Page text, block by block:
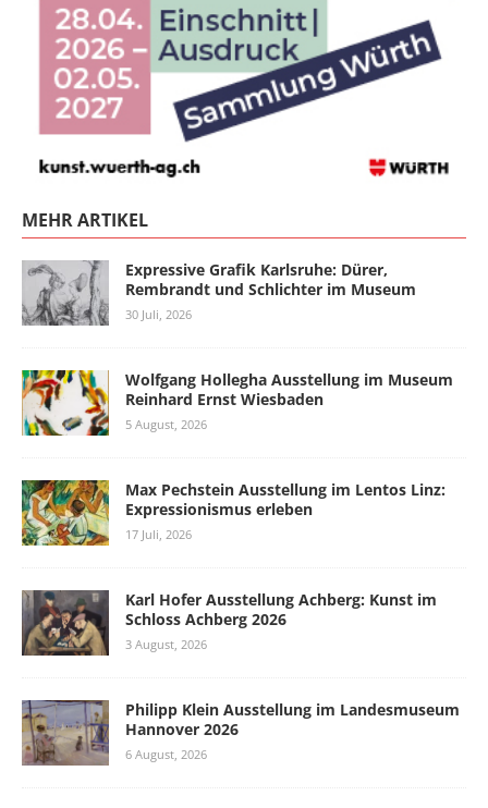
MEHR ARTIKEL
Expressive Grafik Karlsruhe: Dürer,
Rembrandt und Schlichter im Museum
30 Juli, 2026
Wolfgang Hollegha Ausstellung im Museum
Reinhard Ernst Wiesbaden
5 August, 2026
Max Pechstein Ausstellung im Lentos Linz:
Expressionismus erleben
17 Juli, 2026
Karl Hofer Ausstellung Achberg: Kunst im
Schloss Achberg 2026
3 August, 2026
Philipp Klein Ausstellung im Landesmuseum
Hannover 2026
6 August, 2026